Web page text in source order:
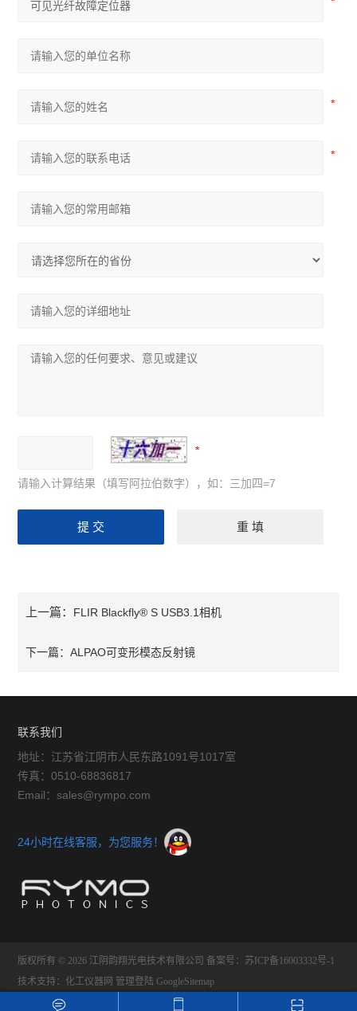
请输入计算结果（填写阿拉伯数字），如：三加四=7
上一篇： FLIR Blackfly® S USB3.1相机
下一篇：ALPAO可变形模态反射镜
联系我们
地址：江苏省江阴市人民东路1091号1017室
传真：0510-68836817
Email：sales@rympo.com
24小时在线客服，为您服务！
版权所有 © 2026 江阴韵翔光电技术有限公司 备案号：苏ICP备16003332号-1
技术支持： 化工仪器网 管理登陆 GoogleSitemap